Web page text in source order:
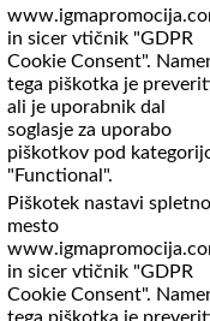
in sicer vtičnik "GDPR
Cookie Consent".
tega piškotka je
ali je uporabnik dal
soglasje za uporabo
piškotkov pod
"Functional".
Piškotek nastavi spletno
mesto
in sicer vtičnik "GDPR
Cookie Consent".
tega piškotka je